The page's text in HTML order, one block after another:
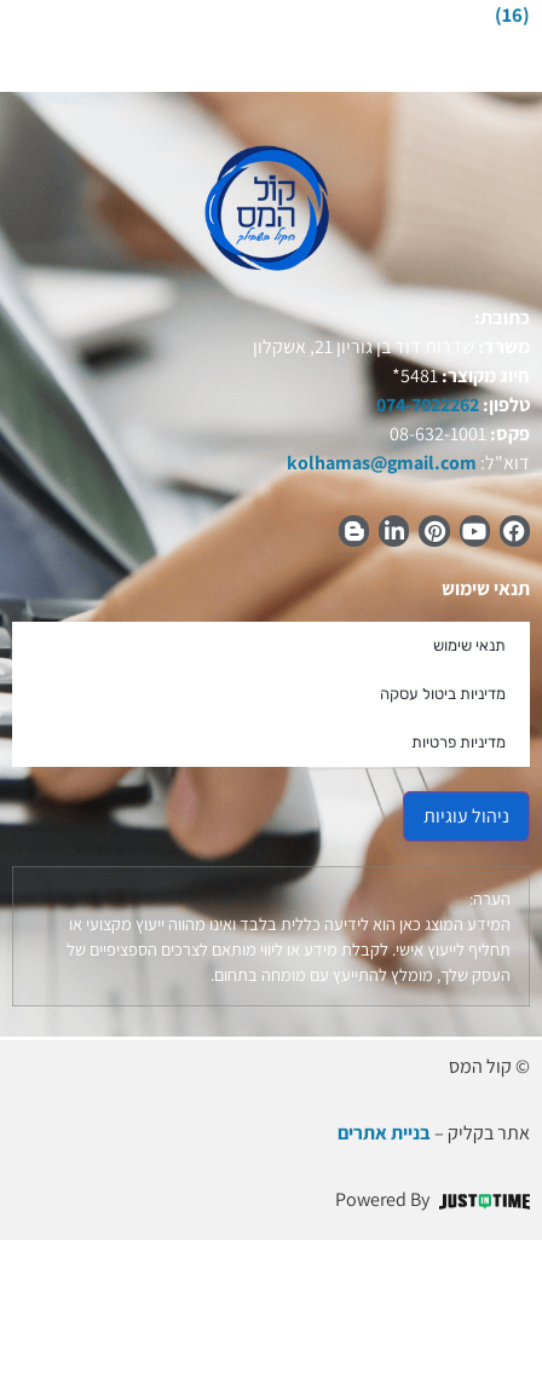
כתובת:
משרד:
שדרות דוד בן גוריון 21, אשקלון
חיוג מקוצר:5481*
טלפון:074-7022262
פקס:08-632-1001
דוא"ל:kolhamas@gmail.com
תנאי שימוש
תנאי שימוש
מדיניות ביטול עסקה
מדיניות פרטיות
ניהול עוגיות
הערה:
המידע המוצג כאן הוא לידיעה כללית בלבד ואינו מהווה ייעוץ מקצועי או
תחליף לייעוץ אישי. לקבלת מידע או ליווי מותאם לצרכים הספציפיים של
העסק שלך, מומלץ להתייעץ עם מומחה בתחום.
© קול המס
אתר בקליק – בניית אתרים
Powered By